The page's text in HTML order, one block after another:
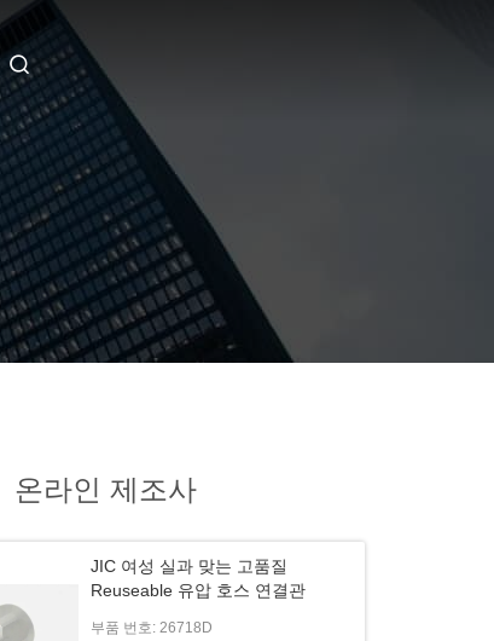
온라인 제조사
JIC 여성 실과 맞는 고품질
Reuseable 유압 호스 연결관
부품 번호: 26718D